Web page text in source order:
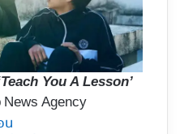
You A Lesson’
News Agency
น